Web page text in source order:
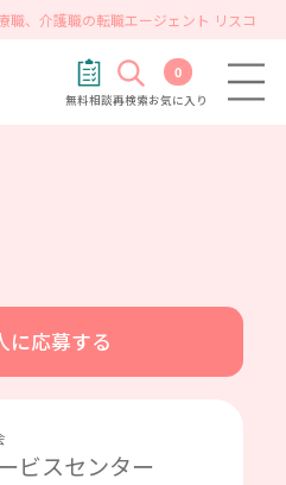
職、介護職の転職エージェント リスコ
無料相談再検索
0
お気に入り
に応募する
ビスセンター